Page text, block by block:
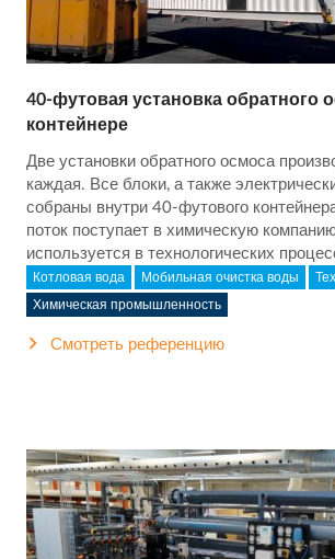
40-футовая установка обратного
контейнере
Две установки обратного осмоса
каждая. Все блоки, а также
собраны внутри 40-футового
поток поступает в химическую
используется в технологических
Котловая вода Мобильная очистка воды
Химическая промышленность
Смотреть референцию